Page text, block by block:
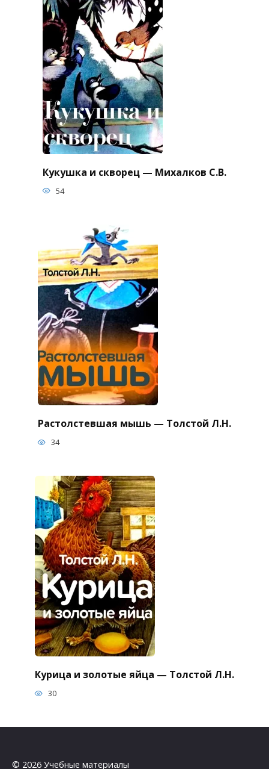
Кукушка и скворец — Михалков С.В.
54
Растолстевшая мышь — Толстой Л.Н.
34
Курица и золотые яйца — Толстой Л.Н.
30
© 2026 Учебные материалы